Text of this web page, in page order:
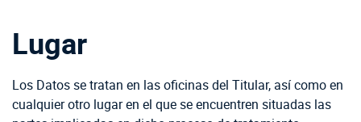
Lugar
Los Datos se tratan en las oficinas del Titular, así como en
cualquier otro lugar en el que se encuentren situadas las